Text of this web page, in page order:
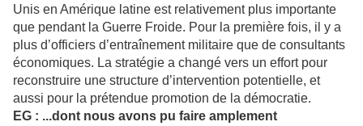
Unis en Amérique latine est relativement plus importante
que pendant la Guerre Froide. Pour la première fois, il y a
plus d’officiers d’entraînement militaire que de consultants
économiques. La stratégie a changé vers un effort pour
reconstruire une structure d’intervention potentielle, et
aussi pour la prétendue promotion de la démocratie.
EG : ...dont nous avons pu faire amplement